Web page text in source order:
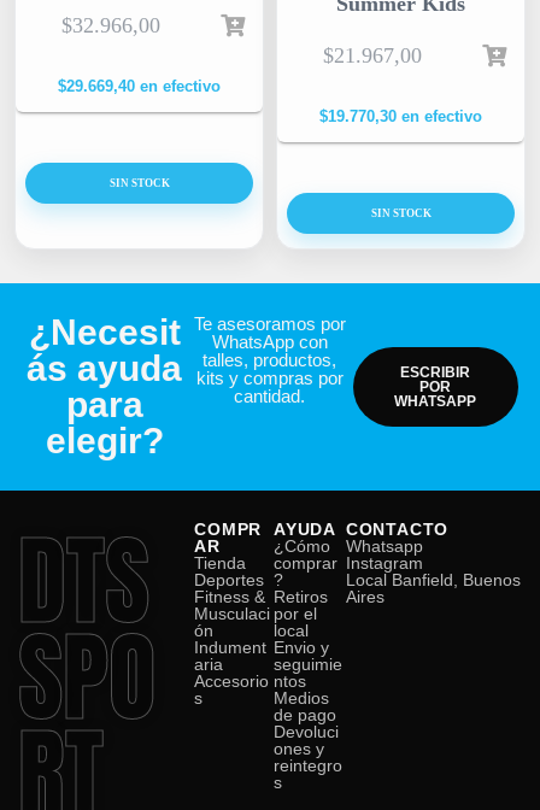
$32.966,00
$29.669,40 en efectivo
SIN STOCK
$21.967,00
$19.770,30 en efectivo
SIN STOCK
¿Necesit
ás ayuda
para
elegir?
Te asesoramos por
WhatsApp con
talles, productos,
kits y compras por
cantidad.
ESCRIBIR
POR
WHATSAPP
DTS
SPO
RT
COMPR
AR
Tienda
Deportes
Fitness &
Musculaci
ón
Indument
aria
Accesorio
s
AYUDA
¿Cómo
comprar
?
Retiros
por el
local
Envio y
seguimie
ntos
Medios
de pago
Devoluci
ones y
reintegro
s
CONTACTO
Whatsapp
Instagram
Local Banfield, Buenos
Aires